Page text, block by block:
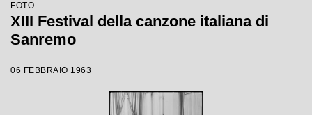
FOTO
XIII Festival della canzone italiana di
Sanremo
06 FEBBRAIO 1963